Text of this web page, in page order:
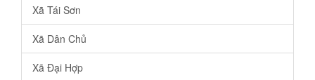
Xã Tái Sơn
Xã Dân Chủ
Xã Đại Hợp